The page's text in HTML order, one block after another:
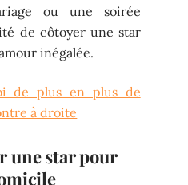
ou une soirée
de côtoyer une star
inégalée.
de plus en plus de
à droite
une star pour